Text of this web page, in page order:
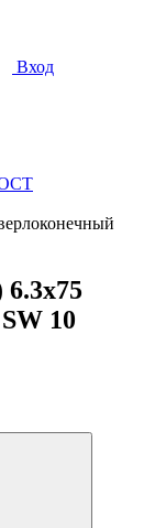
Вход
10